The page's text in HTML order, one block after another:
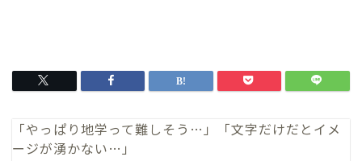
「やっぱり地学って難しそう…」「文字だけだとイメ
ージが湧かない…」